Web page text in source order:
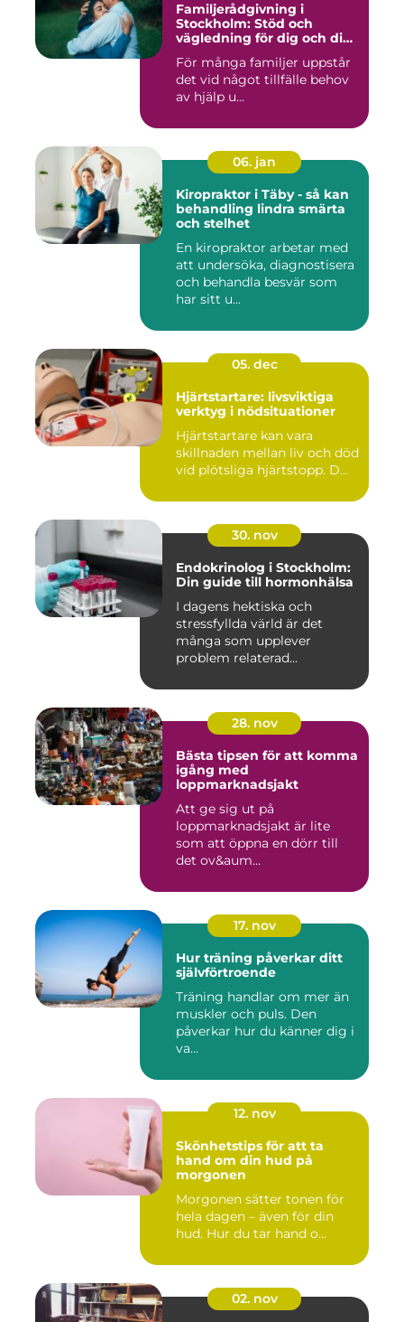
Familjerådgivning i
Stockholm: Stöd och
vägledning för dig och din
För många familjer uppstår
det vid något tillfälle behov
av hjälp u...
06. jan
Kiropraktor i Täby - så kan
behandling lindra smärta
och stelhet
En kiropraktor arbetar med
att undersöka, diagnostisera
och behandla besvär som
har sitt u...
05. dec
Hjärtstartare: livsviktiga
verktyg i nödsituationer
Hjärtstartare kan vara
skillnaden mellan liv och död
vid plötsliga hjärtstopp. D...
30. nov
Endokrinolog i Stockholm:
Din guide till hormonhälsa
I dagens hektiska och
stressfyllda värld är det
många som upplever
problem relaterad...
28. nov
Bästa tipsen för att komma
igång med
loppmarknadsjakt
Att ge sig ut på
loppmarknadsjakt är lite
som att öppna en dörr till
det ov&aum...
17. nov
Hur träning påverkar ditt
självförtroende
Träning handlar om mer än
muskler och puls. Den
påverkar hur du känner dig i
va...
12. nov
Skönhetstips för att ta
hand om din hud på
morgonen
Morgonen sätter tonen för
hela dagen – även för din
hud. Hur du tar hand o...
02. nov